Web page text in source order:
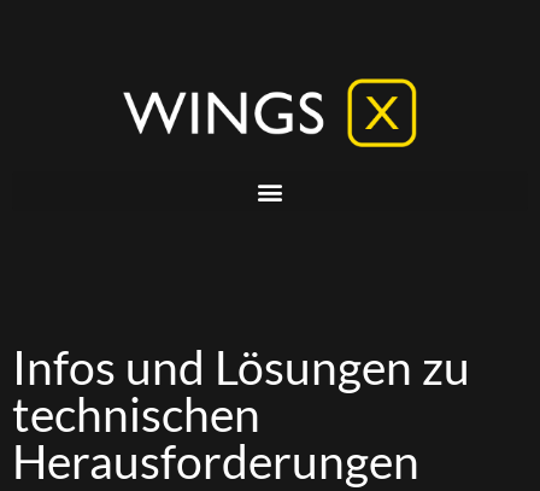
Infos und Lösungen zu
technischen
Herausforderungen